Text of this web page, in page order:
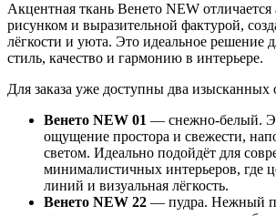
Акцентная ткань Венето NEW
рисунком и выразительной фактурой,
лёгкости и уюта. Это идеальное решение
стиль, качество и гармонию в интерьере.
Для заказа уже доступны два изысканных
Венето NEW 01 — снежно-белый.
ощущение простора и свежести,
светом. Идеально подойдёт для
минималистичных интерьеров, где
линий и визуальная лёгкость.
Венето NEW 22 — пудра. Нежный